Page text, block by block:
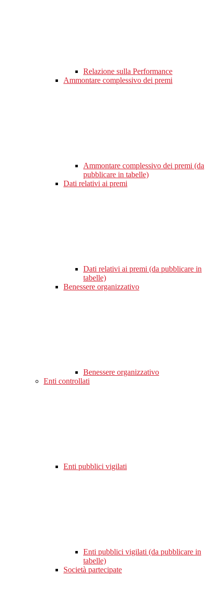
Relazione sulla Performance
Ammontare complessivo dei premi
Ammontare complessivo dei premi (da
pubblicare in tabelle)
Dati relativi ai premi
Dati relativi ai premi (da pubblicare in
tabelle)
Benessere organizzativo
Benessere organizzativo
Enti controllati
Enti pubblici vigilati
Enti pubblici vigilati (da pubblicare in
tabelle)
Società partecipate